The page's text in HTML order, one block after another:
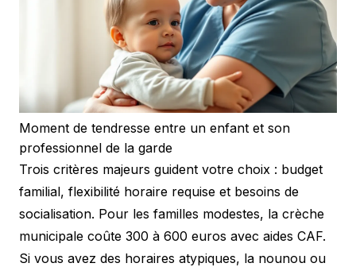
Moment de tendresse entre un enfant et son
professionnel de la garde
Trois critères majeurs guident votre choix : budget
familial, flexibilité horaire requise et besoins de
socialisation. Pour les familles modestes, la crèche
municipale coûte 300 à 600 euros avec aides CAF.
Si vous avez des horaires atypiques, la nounou ou